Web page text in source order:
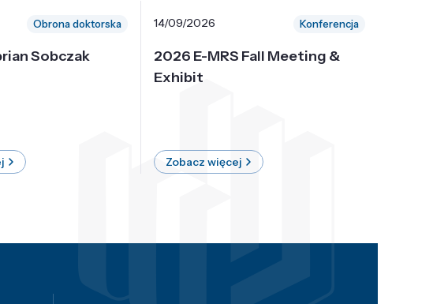
Obrona doktorska
Sobczak
14/09/2026 Konferencja
2026 E-MRS Fall Meeting &
Exhibit
Zobacz więcej